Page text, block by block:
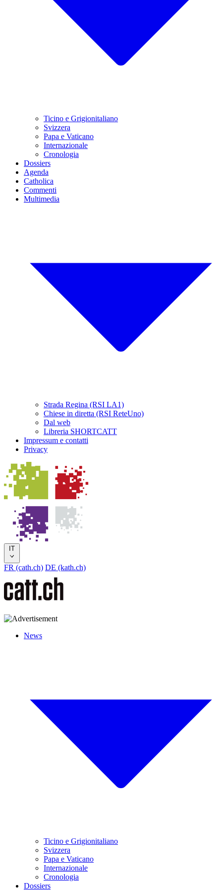
Ticino e Grigionitaliano
Svizzera
Papa e Vaticano
Internazionale
Cronologia
Dossiers
Agenda
Catholica
Commenti
Multimedia
Strada Regina (RSI LA1)
Chiese in diretta (RSI ReteUno)
Dal web
Libreria SHORTCATT
Impressum e contatti
Privacy
IT
FR (cath.ch) DE (kath.ch)
News
Ticino e Grigionitaliano
Svizzera
Papa e Vaticano
Internazionale
Cronologia
Dossiers